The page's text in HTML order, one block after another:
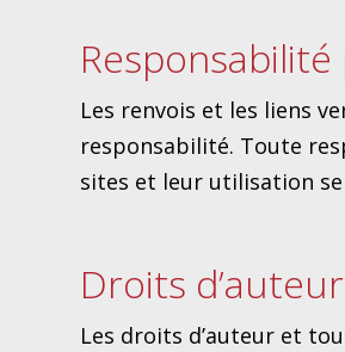
Les renvois et les liens
responsabilité. Toute
sites et leur utilisation
Droits d’auteur
Les droits d’auteur et